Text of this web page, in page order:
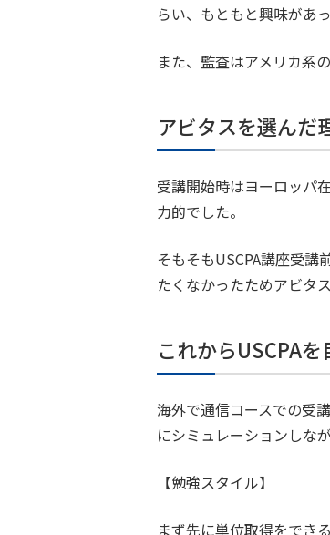
らい、もともと興味があ
また、監査はアメリカ系
アビタスを選んだ
受講開始時はヨーロッパ
力的でした。
そもそもUSCPA講座受
たくなかったためアビタ
これからUSCPA
海外で通信コースでの受
にシミュレーションしな
【勉強スタイル】
まず先に単位取得をでき